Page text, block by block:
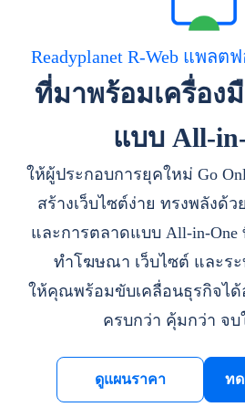
Readyplanet R-Web แพลต
ที่มาพร้อมเครื่อง
แบบ All-
ให้ผู้ประกอบการยุคใหม่ Go
สร้างเว็บไซต์ง่าย ทรงพลังด้ว
และการตลาดแบบ All-in-
ทำโฆษณา เว็บไซต์ และร
ให้คุณพร้อมขับเคลื่อนธุรกิจได้
ครบกว่า คุ้มกว่า จบ
ดูแผนราคา ท